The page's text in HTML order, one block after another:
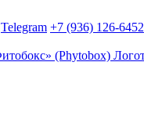
Telegram +7 (936) 126-6452